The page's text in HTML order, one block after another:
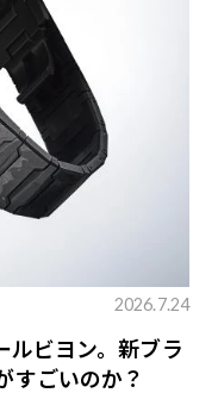
2026.7.24
ルビヨン。新ブラ
すごいのか？